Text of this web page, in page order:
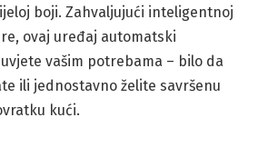
boji. Zahvaljujući inteligentnoj
ovaj uređaj automatski
vašim potrebama – bilo da
ili jednostavno želite savršenu
kući.